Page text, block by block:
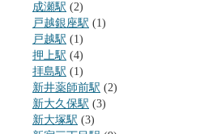
成瀬駅 (2)
戸越銀座駅 (1)
戸越駅 (1)
押上駅 (4)
拝島駅 (1)
新井薬師前駅 (2)
新大久保駅 (3)
新大塚駅 (3)